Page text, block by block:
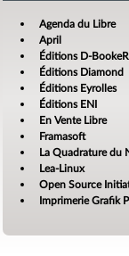
Agenda du Libre
April
Éditions D-BookeR
Éditions Diamond
Éditions Eyrolles
Éditions ENI
En Vente Libre
Framasoft
La Quadrature du
Lea-Linux
Open Source
Imprimerie Grafik